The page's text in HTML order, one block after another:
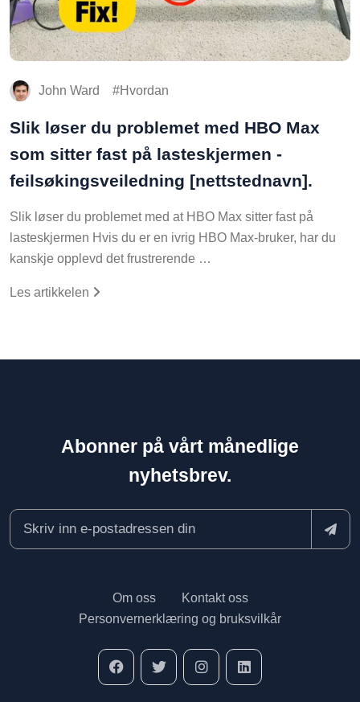
John Ward Hvordan
Slik løser du problemet med HBO Max
som sitter fast på lasteskjermen -
feilsøkingsveiledning [nettstednavn].
Slik løser du problemet med at HBO Max sitter fast på
lasteskjermen Hvis du er en ivrig HBO Max-bruker, har du
kanskje opplevd det frustrerende …
Les artikkelen
Abonner på vårt månedlige
nyhetsbrev.
Om oss
Kontakt oss
Personvernerklæring og bruksvilkår